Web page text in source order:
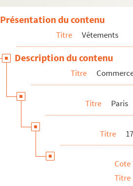
4-DEP-016-0629. Autres
19e arrondissement
20e arrondissement
Banlieue
Etranger
Maisons de haute couture et de créateurs
Présentation du contenu
Titre Vêtements
Description du contenu
Titre
Titre Paris
Titre
Cote
Titre